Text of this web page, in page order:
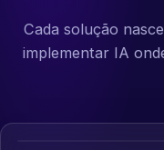
Cada solução
implementar IA